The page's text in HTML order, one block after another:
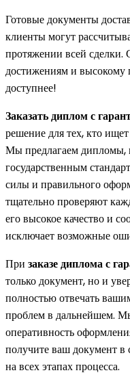
Готовые документы
клиенты могут
протяжении всей
достижениям и высокому
доступнее!
Заказать диплом с
решение для тех, кто
Мы предлагаем дипломы,
государственным
силы и правильного
тщательно проверяют
его высокое качество и
исключает возможные
При заказе диплома с
только документ, но и
полностью отвечать
проблем в дальнейшем.
оперативность
получите ваш документ в
на всех этапах процесса.